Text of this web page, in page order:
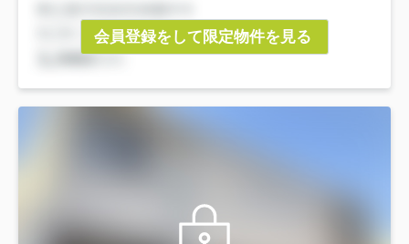
会員登録をして限定物件を見る